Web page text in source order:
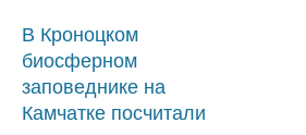
В Кроноцком
биосферном
заповеднике на
Камчатке посчитали